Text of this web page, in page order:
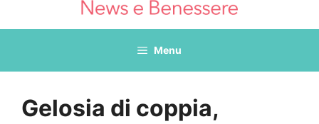
Menu
Gelosia di coppia,